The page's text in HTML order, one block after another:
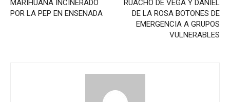
MARIHUANA INCINERADO
POR LA PEP EN ENSENADA
RUACHO DE VEGA Y DANIEL
DE LA ROSA BOTONES DE
EMERGENCIA A GRUPOS
VULNERABLES